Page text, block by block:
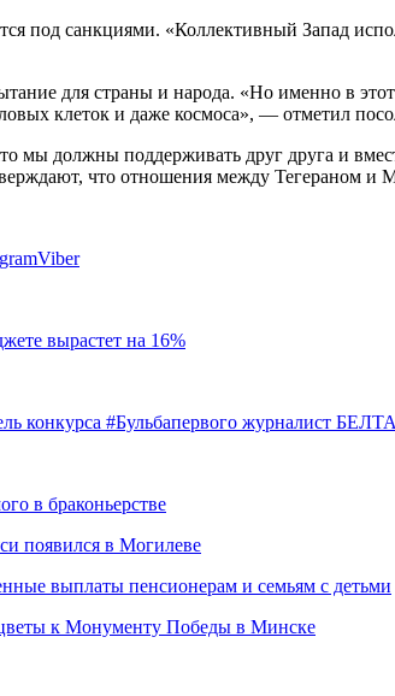
под санкциями. «Коллективный Запад
для страны и народа. «Но именно в
клеток и даже космоса», — отметил
мы должны поддерживать друг друга и
что отношения между Тегераном
Viber
вырастет на 16%
конкурса #Бульбапервого журналист
в браконьерстве
появился в Могилеве
выплаты пенсионерам и семьям с детьми
к Монументу Победы в Минске